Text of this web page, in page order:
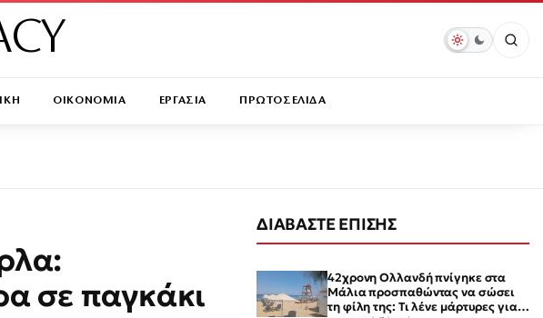
ΟΙΚΟΝΟΜΙΑ ΕΡΓΑΣΙΑ ΠΡΩΤΟΣΕΛΙΔΑ
σε παγκάκι
ΔΙΑΒΑΣΤΕ ΕΠΙΣΗΣ
42χρονη Ολλανδή πνίγηκε στα
Μάλια προσπαθώντας να σώσει
τη φίλη της: Τι λένε μάρτυρες για